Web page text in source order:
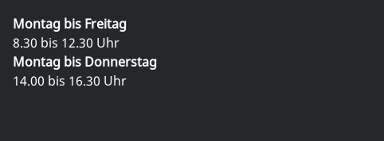
Montag bis Freitag
8.30 bis 12.30 Uhr
Montag bis Donnerstag
14.00 bis 16.30 Uhr